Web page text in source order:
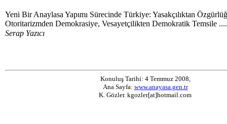
Yeni Bir Anaylasa Yapımı Sürecinde Türkiye: Yasakçılıktan
Otoritarizmden Demokrasiye, Vesayetçilikten Demokratik Temsile
Serap Yazıcı
Konuluş Tarihi: 4 Temmuz 2008,
Ana Sayfa: www.anayasa.gen.tr
K. Gözler. kgozler[at]hotmail.com